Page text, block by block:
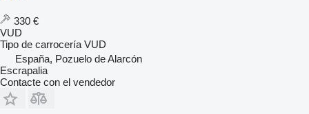
330 €
VUD
Tipo de carrocería VUD
España, Pozuelo de Alarcón
Escrapalia
Contacte con el vendedor